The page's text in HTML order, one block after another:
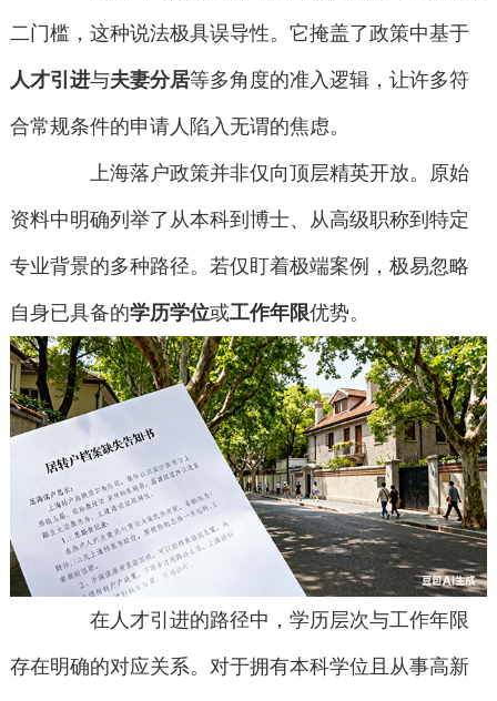
二门槛，这种说法极具误导性。它掩盖了政策中基于
人才引进与夫妻分居等多角度的准入逻辑，让许多符
合常规条件的申请人陷入无谓的焦虑。
上海落户政策并非仅向顶层精英开放。原始
资料中明确列举了从本科到博士、从高级职称到特定
专业背景的多种路径。若仅盯着极端案例，极易忽略
自身已具备的学历学位或工作年限优势。
在人才引进的路径中，学历层次与工作年限
存在明确的对应关系。对于拥有本科学位且从事高新